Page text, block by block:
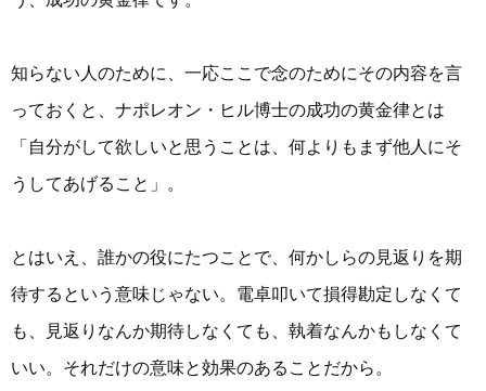
知らない人のために、一応ここで念のためにその内容を言
っておくと、ナポレオン・ヒル博士の成功の黄金律とは
「 自分がして欲しいと思うことは、何よりもまず他人にそ
うしてあげること 」。
とはいえ、誰かの役にたつことで、何かしらの見返りを期
待するという意味じゃない。電卓叩いて損得勘定しなくて
も、見返りなんか期待しなくても、執着なんかもしなくて
いい。それだけの意味と効果のあることだから。